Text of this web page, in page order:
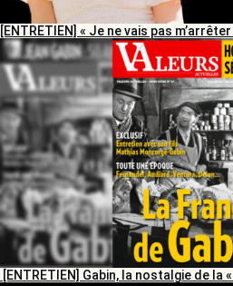
[ENTRETIEN] « Je ne vais pas
[ENTRETIEN] Gabin, la nostalgie de la